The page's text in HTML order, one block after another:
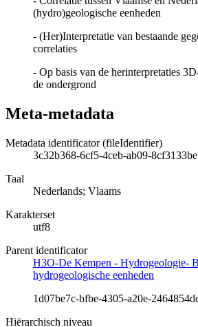
(hydro)geologische eenheden
- (Her)Interpretatie van bestaande
correlaties
- Op basis van de herinterpretaties
de ondergrond
Meta-metadata
Metadata identificator (fileIdentifier)
3c32b368-6cf5-4ceb-ab09-
Taal
Nederlands; Vlaams
Karakterset
utf8
Parent identificator
H3O-De Kempen - Hydrogeologie-
hydrogeologische eenheden
1d07be7c-bfbe-4305-a20e-
Hiërarchisch niveau